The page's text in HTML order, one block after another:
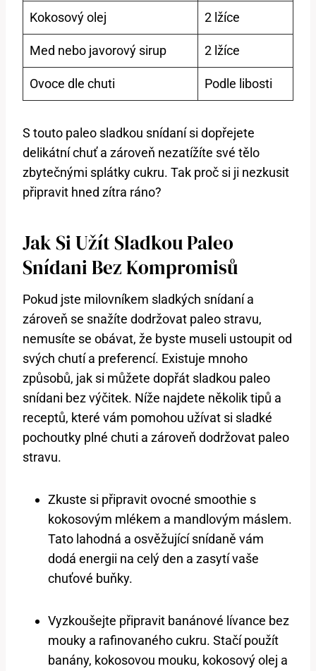
Kokosový olej 2 lžíce
Med nebo javorový sirup 2 lžíce
Ovoce dle chuti Podle libosti
S touto paleo sladkou snídaní si dopřejete
delikátní chuť a zároveň nezatížíte své tělo
zbytečnými splátky cukru. Tak proč si ji nezkusit
připravit hned zítra ráno?
Jak Si Užít Sladkou Paleo
Snídani Bez Kompromisů
Pokud jste milovníkem sladkých snídaní a
zároveň se snažíte dodržovat paleo stravu,
nemusíte se obávat, že byste museli ustoupit od
svých chutí a preferencí. Existuje mnoho
způsobů, jak si můžete dopřát sladkou paleo
snídani bez výčitek. Níže najdete několik tipů a
receptů, které vám pomohou užívat si sladké
pochoutky plné chuti a zároveň dodržovat paleo
stravu.
Zkuste si připravit ovocné smoothie s
kokosovým mlékem a mandlovým máslem.
Tato lahodná a osvěžující snídaně vám
dodá energii na celý den a zasytí vaše
chuťové buňky.
Vyzkoušejte připravit banánové lívance bez
mouky a rafinovaného cukru. Stačí použít
banány, kokosovou mouku, kokosový olej a